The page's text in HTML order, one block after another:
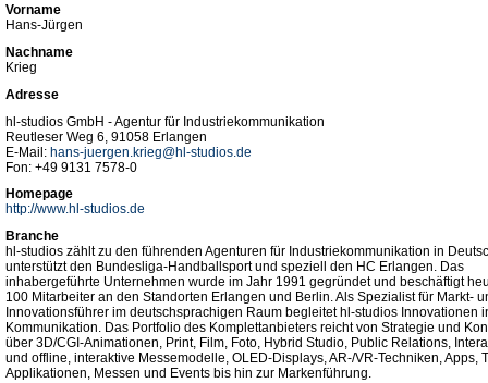
Vorname
Hans-Jürgen
Nachname
Krieg
Adresse
hl-studios GmbH - Agentur für Industriekommunikation
Reutleser Weg 6, 91058 Erlangen
E-Mail: hans-juergen.krieg@hl-studios.de
Fon: +49 9131 7578-0
Homepage
http://www.hl-studios.de
Branche
hl-studios zählt zu den führenden Agenturen für Industriekommunikation in
unterstützt den Bundesliga-Handballsport und speziell den HC Erlangen. Das
inhabergeführte Unternehmen wurde im Jahr 1991 gegründet und beschäftigt
100 Mitarbeiter an den Standorten Erlangen und Berlin. Als Spezialist für Markt-
Innovationsführer im deutschsprachigen Raum begleitet hl-studios Innovationen
Kommunikation. Das Portfolio des Komplettanbieters reicht von Strategie und
über 3D/CGI-Animationen, Print, Film, Foto, Hybrid Studio, Public Relations,
und offline, interaktive Messemodelle, OLED-Displays, AR-/VR-Techniken, Apps,
Applikationen, Messen und Events bis hin zur Markenführung.